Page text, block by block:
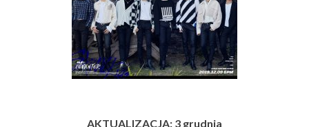
AKTUALIZACJA: 3 grudnia